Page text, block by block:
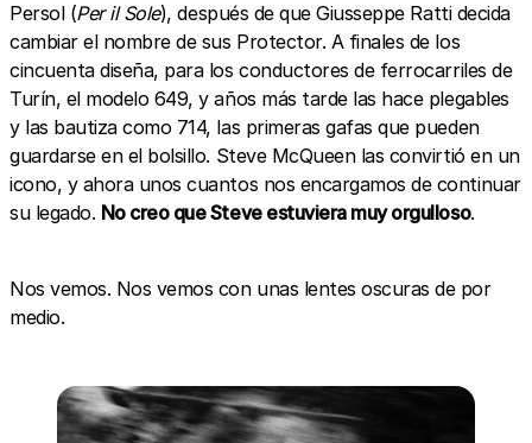
Persol (Per il Sole), después de que Giusseppe Ratti decida
cambiar el nombre de sus Protector. A finales de los
cincuenta diseña, para los conductores de ferrocarriles de
Turín, el modelo 649, y años más tarde las hace plegables
y las bautiza como 714, las primeras gafas que pueden
guardarse en el bolsillo. Steve McQueen las convirtió en un
icono, y ahora unos cuantos nos encargamos de continuar
su legado. No creo que Steve estuviera muy orgulloso.
Nos vemos. Nos vemos con unas lentes oscuras de por
medio.